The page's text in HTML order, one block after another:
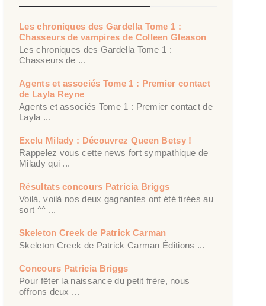
Les chroniques des Gardella Tome 1 :
Chasseurs de vampires de Colleen Gleason
Les chroniques des Gardella Tome 1 :
Chasseurs de ...
Agents et associés Tome 1 : Premier contact
de Layla Reyne
Agents et associés Tome 1 : Premier contact de
Layla ...
Exclu Milady : Découvrez Queen Betsy !
Rappelez vous cette news fort sympathique de
Milady qui ...
Résultats concours Patricia Briggs
Voilà, voilà nos deux gagnantes ont été tirées au
sort ^^ ...
Skeleton Creek de Patrick Carman
Skeleton Creek de Patrick Carman Éditions ...
Concours Patricia Briggs
Pour fêter la naissance du petit frère, nous
offrons deux ...